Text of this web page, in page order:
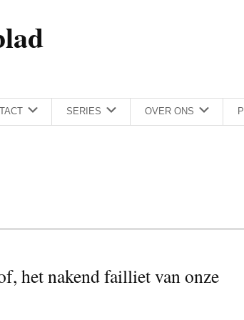
SERIES OVER ONS
het nakend failliet van onze